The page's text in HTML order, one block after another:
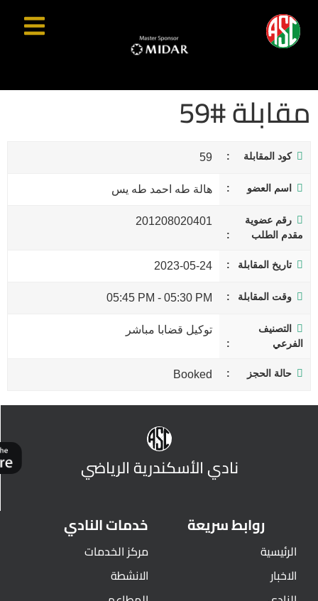
مقابلة #59
كود المقابلة 59
اسم العضو هالة طه احمد طه يس
رقم عضوية
مقدم الطلب
201208020401
تاريخ المقابلة 2023-05-24
وقت المقابلة 05:30 PM
-
05:45 PM
التصنيف
الفرعي
توكيل قضابا مباشر
حالة الحجز Booked
نادي الأسكندرية الرياضي
روابط سريعة
الرئيسية
الاخبار
خدمات النادي
مركز الخدمات
الانشطة